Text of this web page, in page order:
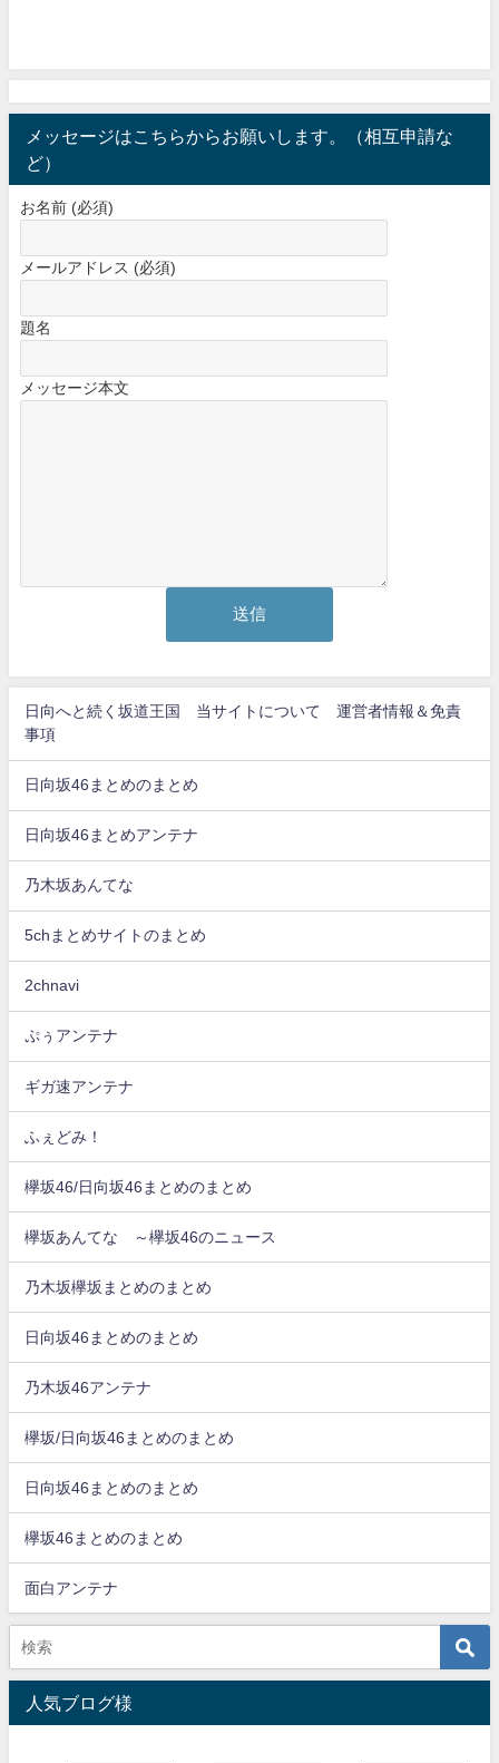
メッセージはこちらからお願いします。（相互申請な
ど）
お名前 (必須)
メールアドレス (必須)
題名
メッセージ本文
日向へと続く坂道王国 当サイトについて 運営者情報＆免責
事項
日向坂46まとめのまとめ
日向坂46まとめアンテナ
乃木坂あんてな
5chまとめサイトのまとめ
2chnavi
ぷぅアンテナ
ギガ速アンテナ
ふぇどみ！
欅坂46/日向坂46まとめのまとめ
欅坂あんてな ～欅坂46のニュース
乃木坂欅坂まとめのまとめ
日向坂46まとめのまとめ
乃木坂46アンテナ
欅坂/日向坂46まとめのまとめ
日向坂46まとめのまとめ
欅坂46まとめのまとめ
面白アンテナ
人気ブログ様